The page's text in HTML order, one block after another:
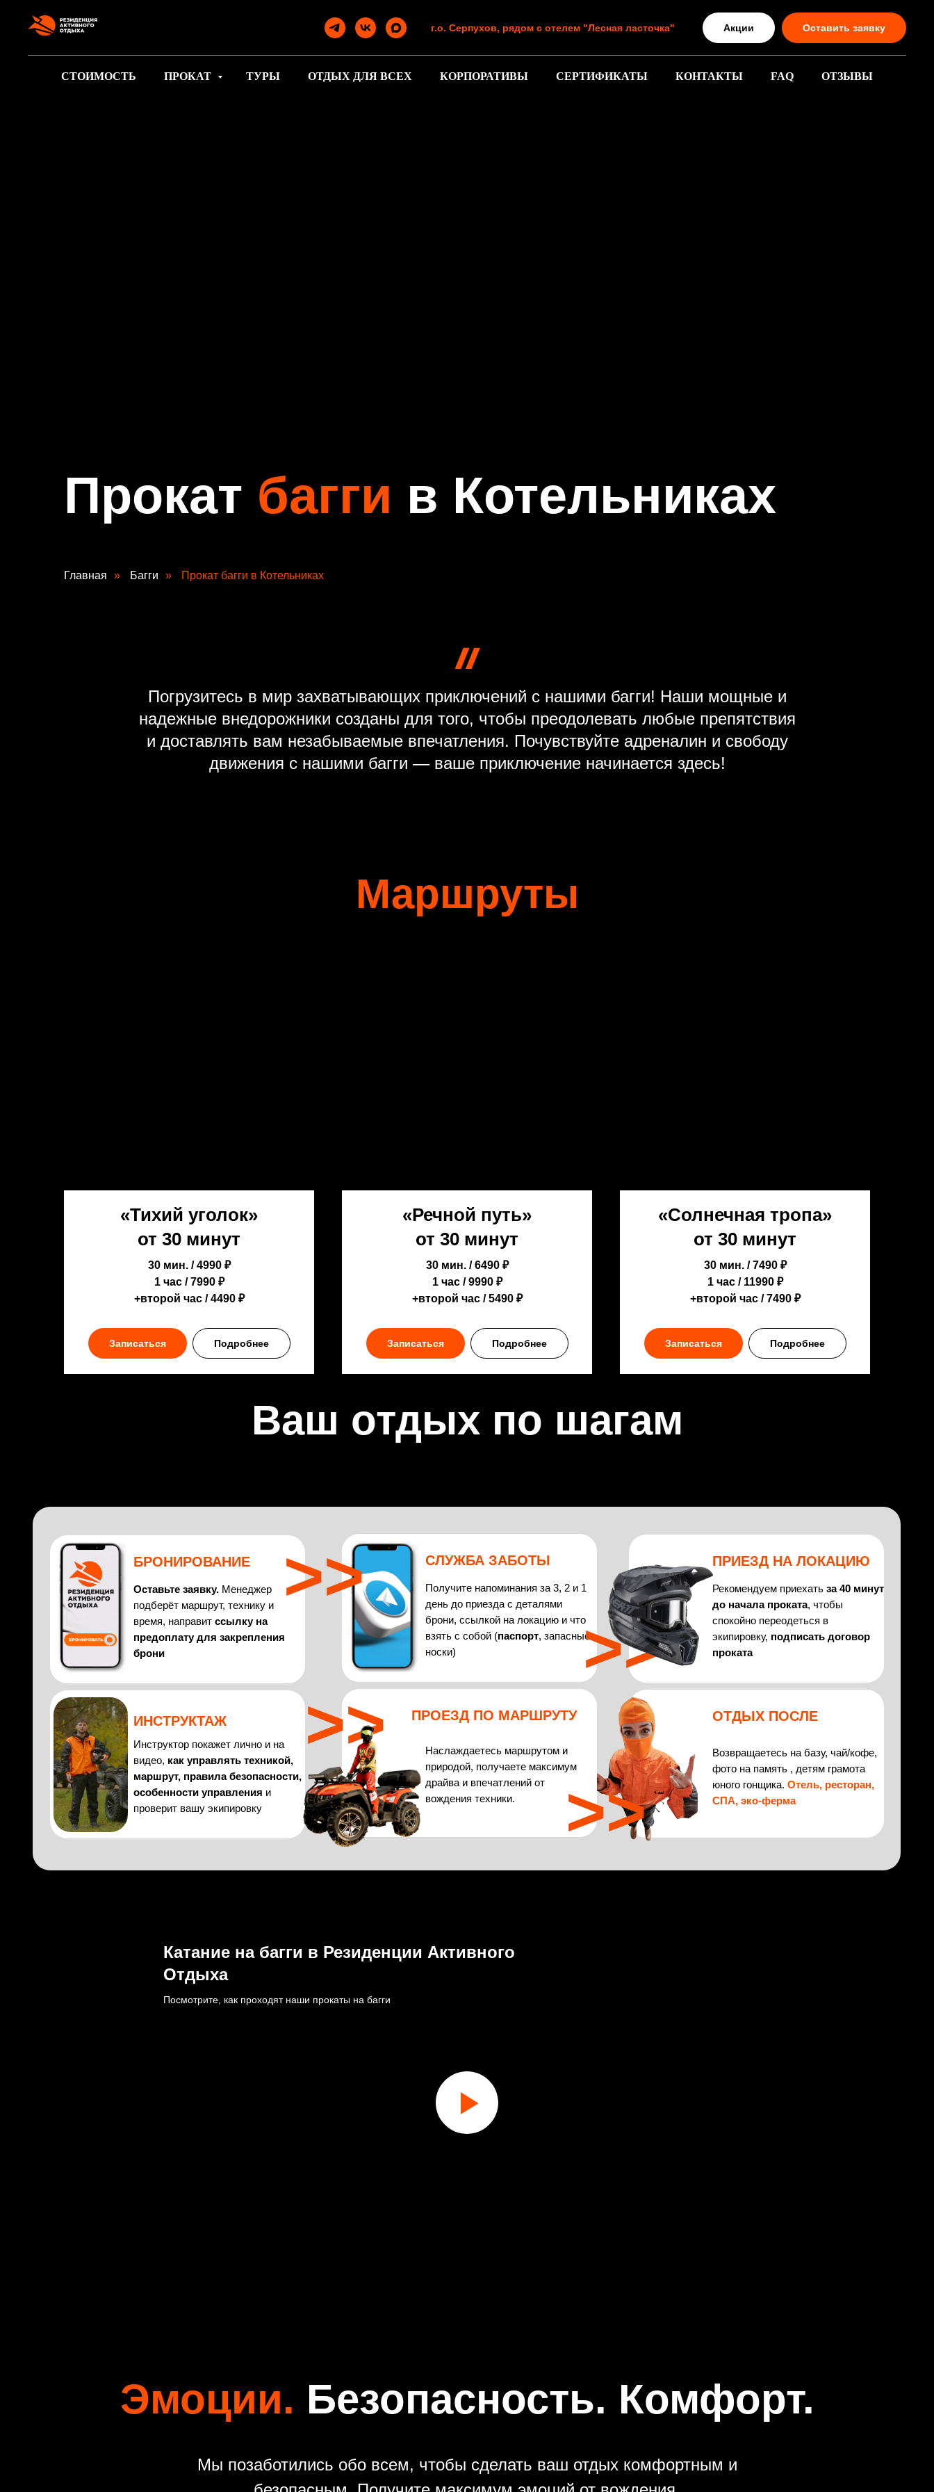
г.о. Серпухов, рядом с отелем "Лесная ласточка" Акции Оставить заявку
СТОИМОСТЬ ПРОКАТ ТУРЫ ОТДЫХ ДЛЯ ВСЕХ КОРПОРАТИВЫ СЕРТИФИКАТЫ КОНТАКТЫ FAQ ОТЗЫВЫ
Прокат багги в Котельниках
Главная » Багги » Прокат багги в Котельниках
Погрузитесь в мир захватывающих приключений с нашими багги! Наши мощные и
надежные внедорожники созданы для того, чтобы преодолевать любые препятствия
и доставлять вам незабываемые впечатления. Почувствуйте адреналин и свободу
движения с нашими багги — ваше приключение начинается здесь!
Маршруты
«Тихий уголок»
от 30 минут
30 мин. / 4990 ₽
1 час / 7990 ₽
+второй час / 4490 ₽
Записаться Подробнее
«Речной путь»
от 30 минут
30 мин. / 6490 ₽
1 час / 9990 ₽
+второй час / 5490 ₽
Записаться Подробнее
«Солнечная тропа»
от 30 минут
30 мин. / 7490 ₽
1 час / 11990 ₽
+второй час / 7490 ₽
Записаться Подробнее
Ваш отдых по шагам
БРОНИРОВАНИЕ
Оставьте заявку. Менеджер
подберёт маршрут, технику и
время, направит ссылку на
предоплату для закрепления
брони
ИНСТРУКТАЖ
Инструктор покажет лично и на
видео, как управлять техникой,
маршрут, правила безопасности,
особенности управления и
проверит вашу экипировку
СЛУЖБА ЗАБОТЫ
Получите напоминания за 3, 2 и 1
день до приезда с деталями
брони, ссылкой на локацию и что
взять с собой (паспорт, запасные
носки)
ПРОЕЗД ПО МАРШРУТУ
Наслаждаетесь маршрутом и
природой, получаете максимум
драйва и впечатлений от
вождения техники.
>>
>>
ПРИЕЗД НА ЛОКАЦИЮ
Рекомендуем приехать за 40 минут
до начала проката, чтобы
спокойно переодеться в
экипировку, подписать договор
проката
ОТДЫХ ПОСЛЕ
Возвращаетесь на базу, чай/кофе,
фото на память , детям грамота
юного гонщика. Отель, ресторан,
СПА, эко-ферма
>>
>>
Катание на багги в Резиденции Активного
Отдыха
Посмотрите, как проходят наши прокаты на багги
Эмоции. Безопасность. Комфорт.
Мы позаботились обо всем, чтобы сделать ваш отдых комфортным и